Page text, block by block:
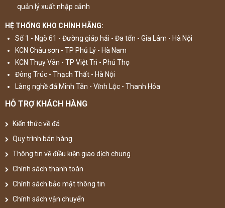
quản lý xuất nhập cảnh
HỆ THỐNG KHO CHÍNH HÃNG:
Số 1 - Ngõ 61 - Đường giáp hải - Đa tốn - Gia Lâm - Hà Nội
KCN Châu sơn - TP Phủ Lý - Hà Nam
KCN Thụy Vân - TP Việt Trì - Phú Thọ
Đông Trúc - Thạch Thất - Hà Nội
Làng nghề đá Minh Tân - Vĩnh Lộc - Thanh Hóa
HỖ TRỢ KHÁCH HÀNG
Kiến thức về đá
Quy trình bán hàng
Thông tin về điều kiện giao dịch chung
Chính sách thanh toán
Chính sách bảo mật thông tin
Chính sách vận chuyển